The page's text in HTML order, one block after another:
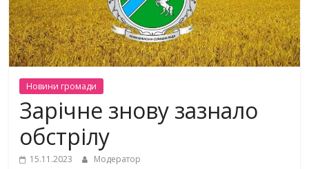
Новини громади
Зарічне знову зазнало
обстрілу
15.11.2023 Модератор